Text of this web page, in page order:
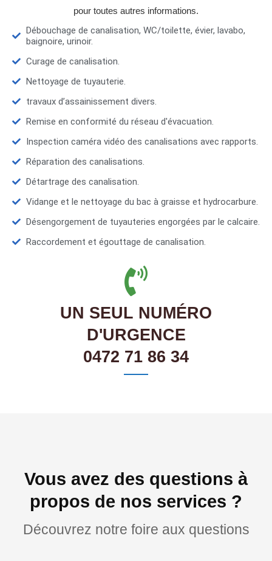
pour toutes autres informations.
Débouchage de canalisation, WC/toilette, évier, lavabo,
baignoire, urinoir.
Curage de canalisation.
Nettoyage de tuyauterie.
travaux d’assainissement divers.
Remise en conformité du réseau d'évacuation.
Inspection caméra vidéo des canalisations avec rapports.
Réparation des canalisations.
Détartrage des canalisation.
Vidange et le nettoyage du bac à graisse et hydrocarbure.
Désengorgement de tuyauteries engorgées par le calcaire.
Raccordement et égouttage de canalisation.
UN SEUL NUMÉRO
D'URGENCE
0472 71 86 34
Vous avez des questions à
propos de nos services ?
Découvrez notre foire aux questions